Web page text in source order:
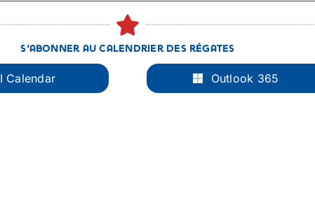
S’abonner au calendrier des régates
I Calendar Outlook 365